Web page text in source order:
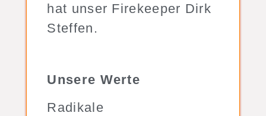
hat unser Firekeeper Dirk
Steffen.
Unsere Werte
Radikale